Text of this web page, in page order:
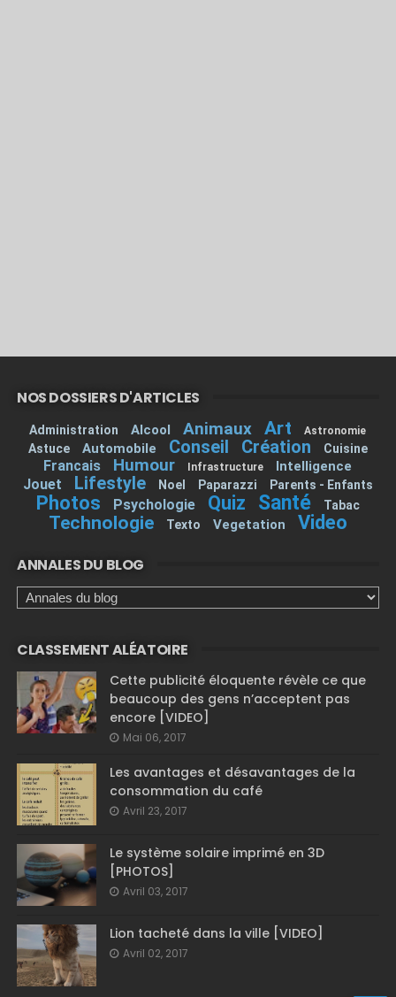
NOS DOSSIERS D'ARTICLES
Administration Alcool Animaux Art Astronomie
Astuce Automobile Conseil Création Cuisine
Francais Humour Infrastructure Intelligence
Jouet Lifestyle Noel Paparazzi Parents - Enfants
Photos Psychologie Quiz Santé Tabac
Technologie Texto Vegetation Video
ANNALES DU BLOG
CLASSEMENT ALÉATOIRE
Cette publicité éloquente révèle ce que
beaucoup des gens n’acceptent pas
encore [VIDEO]
Mai 06, 2017
Les avantages et désavantages de la
consommation du café
Avril 23, 2017
Le système solaire imprimé en 3D
[PHOTOS]
Avril 03, 2017
Lion tacheté dans la ville [VIDEO]
Avril 02, 2017